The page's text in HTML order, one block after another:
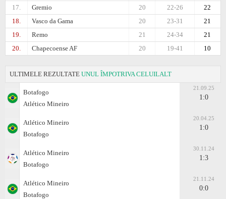
17.
Gremio 22
22-26
20
18.
Vasco da Gama 21
23-31
20
19.
Remo 21
24-34
21
20.
Chapecoense AF 10
19-41
20
ULTIMELE REZULTATE UNUL ÎMPOTRIVA CELUILALT
Botafogo
Atlético Mineiro
21.09.25
1:0
Atlético Mineiro
Botafogo
20.04.25
1:0
Atlético Mineiro
Botafogo
30.11.24
1:3
Atlético Mineiro
Botafogo
21.11.24
0:0